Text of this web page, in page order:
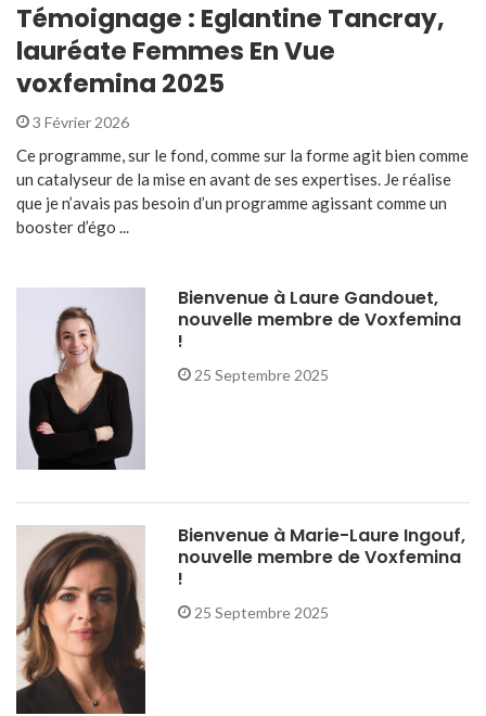
Témoignage : Eglantine Tancray,
lauréate Femmes En Vue
voxfemina 2025
3 Février 2026
Ce programme, sur le fond, comme sur la forme agit bien comme
un catalyseur de la mise en avant de ses expertises. Je réalise
que je n’avais pas besoin d’un programme agissant comme un
booster d’égo ...
Bienvenue à Laure Gandouet,
nouvelle membre de Voxfemina
!
25 Septembre 2025
Bienvenue à Marie-Laure Ingouf,
nouvelle membre de Voxfemina
!
25 Septembre 2025